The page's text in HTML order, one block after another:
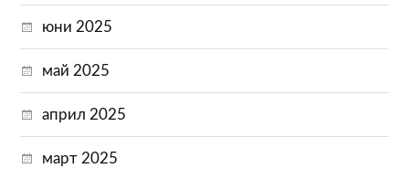
юни 2025
май 2025
април 2025
март 2025